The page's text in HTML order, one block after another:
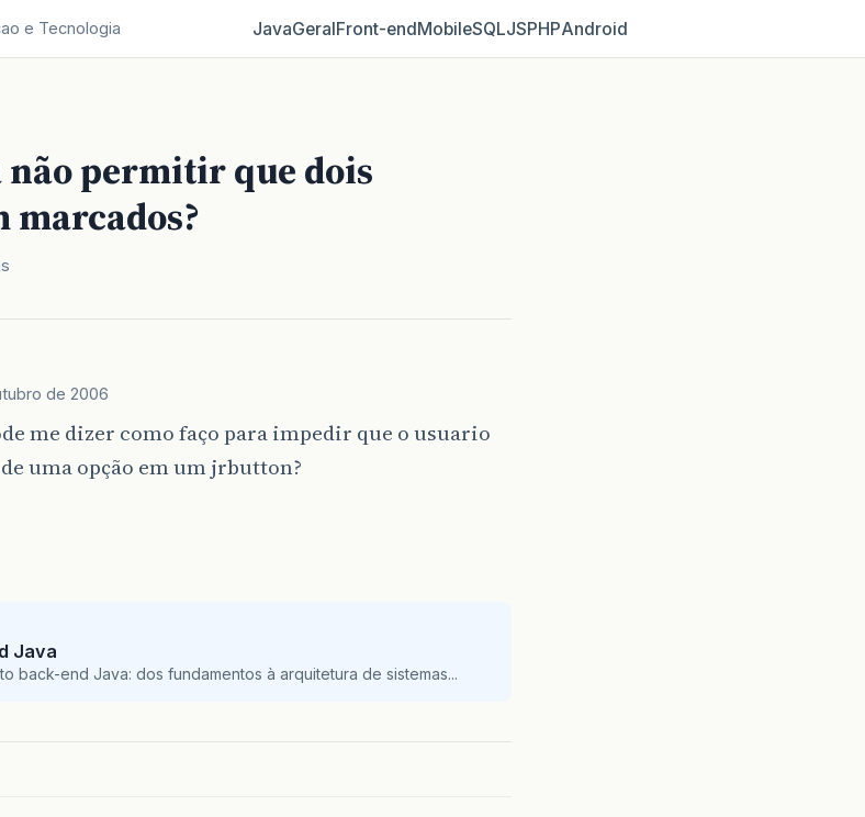
e Tecnologia JavaGeralFront‑endMobileSQLJSPHPAndroid
não permitir que dois
de 2006
me dizer como faço para impedir que o usuario
uma opção em um jrbutton?
Java
back-end Java: dos fundamentos à arquitetura de sistemas...